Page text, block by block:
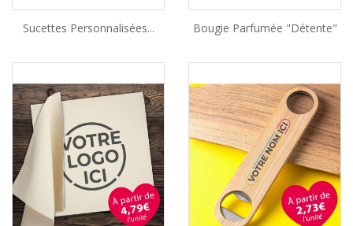
Sucettes Personnalisées... Bougie Parfumée "Détente"